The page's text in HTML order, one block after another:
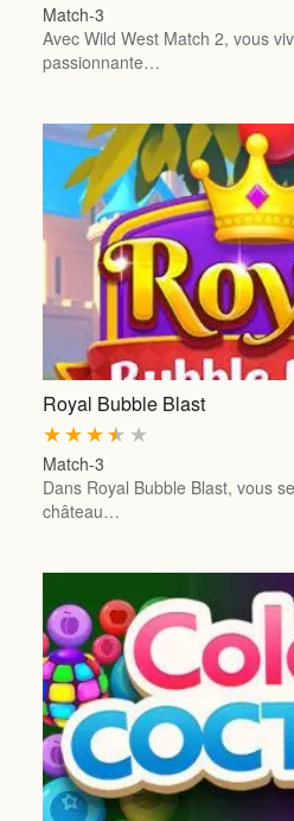
Match-3
Avec Wild West Match 2, vous
passionnante…
Royal Bubble Blast
★
★
★
★
★
Match-3
Dans Royal Bubble Blast, vous
château…